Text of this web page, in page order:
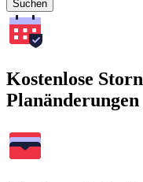
Suchen
Kostenlose
Planänderungen